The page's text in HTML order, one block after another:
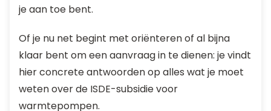
je aan toe bent.
Of je nu net begint met oriënteren of al bijna
klaar bent om een aanvraag in te dienen: je vindt
hier concrete antwoorden op alles wat je moet
weten over de ISDE-subsidie voor
warmtepompen.